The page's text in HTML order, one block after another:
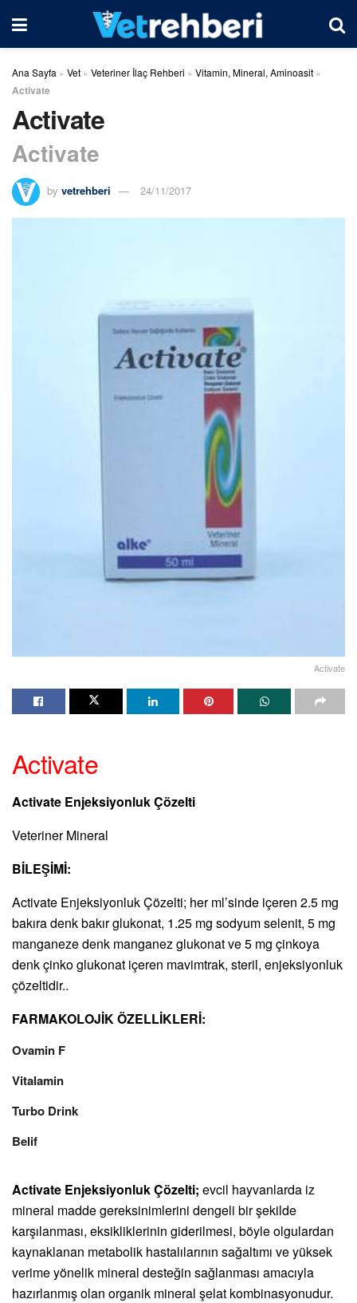
Ana Sayfa » Vet » Veteriner İlaç Rehberi » Vitamin, Mineral, Aminoasit »
Activate
Activate
Activate
by vetrehberi 24/11/2017
Activate
Activate
Activate Enjeksiyonluk Çözelti
Veteriner Mineral
BİLEŞİMİ:
Activate Enjeksiyonluk Çözelti; her ml’sinde içeren 2.5 mg
bakıra denk bakır glukonat, 1.25 mg sodyum selenit, 5 mg
manganeze denk manganez glukonat ve 5 mg çinkoya
denk çinko glukonat içeren mavimtrak, steril, enjeksiyonluk
çözeltidir..
FARMAKOLOJİK ÖZELLİKLERİ:
Ovamin F
Vitalamin
Turbo Drink
Belif
Activate Enjeksiyonluk Çözelti; evcil hayvanlarda iz
mineral madde gereksinimlerini dengeli bir şekilde
karşılanması, eksikliklerinin giderilmesi, böyle olgulardan
kaynaklanan metabolik hastalılarının sağaltımı ve yüksek
verime yönelik mineral desteğin sağlanması amacıyla
hazırlanmış olan organik mineral şelat kombinasyonudur.